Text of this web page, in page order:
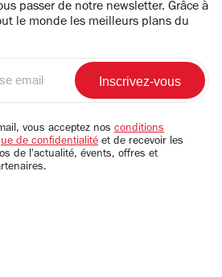
passer de notre newsletter. Grâce à
le monde les meilleurs plans du
vous acceptez nos conditions
de confidentialité et de recevoir les
de l'actualité, évents, offres et